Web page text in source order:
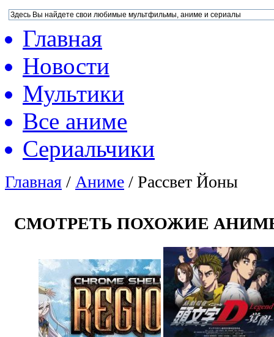
Главная
Новости
Мультики
Все аниме
Сериальчики
Главная / Аниме / Рассвет Йоны
СМОТРЕТЬ ПОХОЖИЕ